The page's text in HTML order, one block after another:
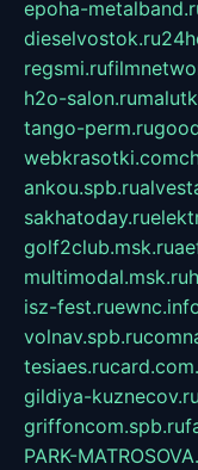
epoha-
dieselvostok.ru
regsmi.ru
h2o-salon.ru
tango-perm.ru
webkrasotki.com
ankou.spb.ru
sakhatoday.ru
golf2club.msk.ru
multimodal.msk.ru
isz-fest.ru
volnav.spb.ru
tesiaes.ru
gildiya-kuznecov.ru
griffoncom.spb.ru
PARK-